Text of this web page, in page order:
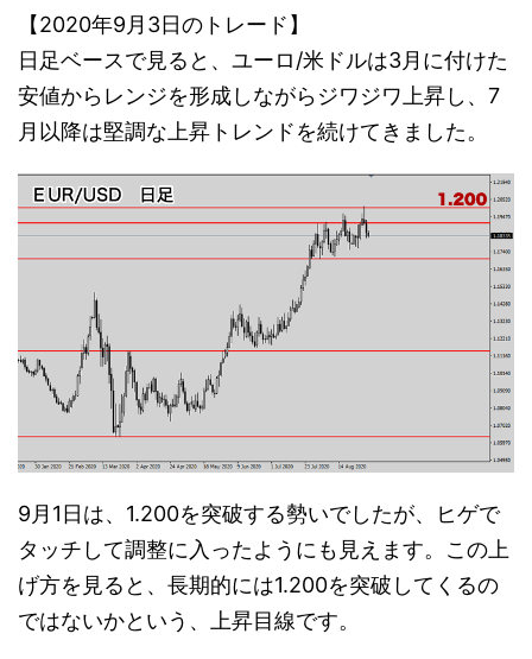
【2020年9月3日のトレード】
日足ベースで見ると、ユーロ/米ドルは3月に付けた
安値からレンジを形成しながらジワジワ上昇し、7
月以降は堅調な上昇トレンドを続けてきました。
9月1日は、1.200を突破する勢いでしたが、ヒゲで
タッチして調整に入ったようにも見えます。この上
げ方を見ると、長期的には1.200を突破してくるの
ではないかという、上昇目線です。